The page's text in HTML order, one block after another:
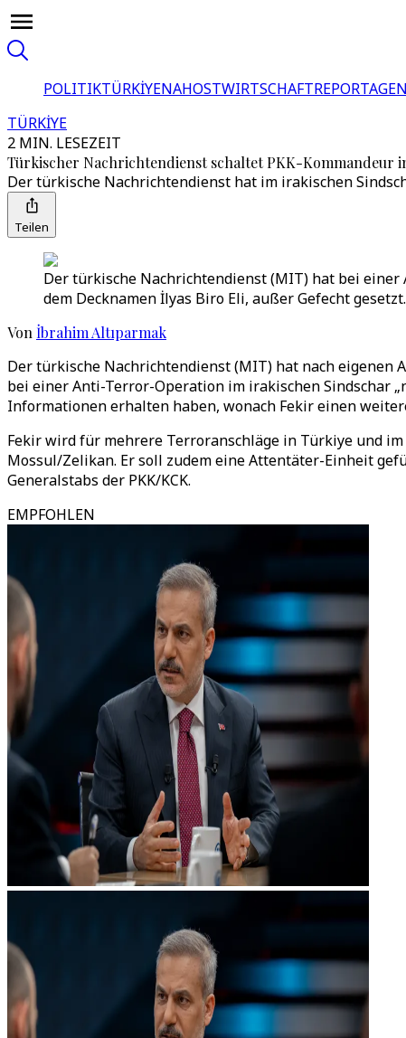
POLITIKTÜRKİYENAHOSTWIRTSCHAFT
TÜRKİYE
2 MIN. LESEZEIT
Türkischer Nachrichtendienst schaltet PKK-Kommandeur
Der türkische Nachrichtendienst hat im irakischen
Teilen
Der türkische Nachrichtendienst (MIT) hat bei
dem Decknamen İlyas Biro Eli, außer Gefecht
Von İbrahim Altıparmak
Der türkische Nachrichtendienst (MIT) hat nach eigenen
bei einer Anti-Terror-Operation im irakischen Sindschar
Informationen erhalten haben, wonach Fekir einen
Fekir wird für mehrere Terroranschläge in Türkiye und
Mossul/Zelikan. Er soll zudem eine Attentäter-Einheit
Generalstabs der PKK/KCK.
EMPFOHLEN